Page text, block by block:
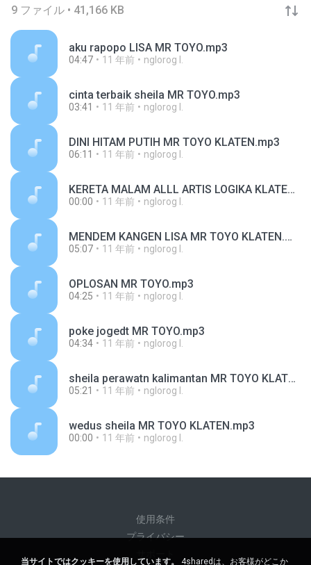
9 ファイル • 41,166 KB
aku rapopo LISA MR TOYO.mp3
04:47 11 年前 nglorog I.
cinta terbaik sheila MR TOYO.mp3
03:41 11 年前 nglorog I.
DINI HITAM PUTIH MR TOYO KLATEN.mp3
06:11 11 年前 nglorog I.
KERETA MALAM ALLL ARTIS LOGIKA KLATEN.mp3
00:00 11 年前 nglorog I.
MENDEM KANGEN LISA MR TOYO KLATEN.mp3
05:07 11 年前 nglorog I.
OPLOSAN MR TOYO.mp3
04:25 11 年前 nglorog I.
poke jogedt MR TOYO.mp3
04:34 11 年前 nglorog I.
sheila perawatn kalimantan MR TOYO KLATEN.mp3
05:21 11 年前 nglorog I.
wedus sheila MR TOYO KLATEN.mp3
00:00 11 年前 nglorog I.
使用条件
プライバシー
当サイトではクッキーを使用しています。 4sharedは、お客様がどこか